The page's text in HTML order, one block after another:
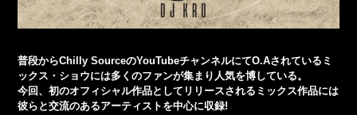
普段からChilly SourceのYouTubeチャンネルにてO.Aされているミ
ックス・ショウには多くのファンが集まり人気を博している。
今回、初のオフィシャル作品としてリリースされるミックス作品には
彼らと交流のあるアーティストを中心に収録!